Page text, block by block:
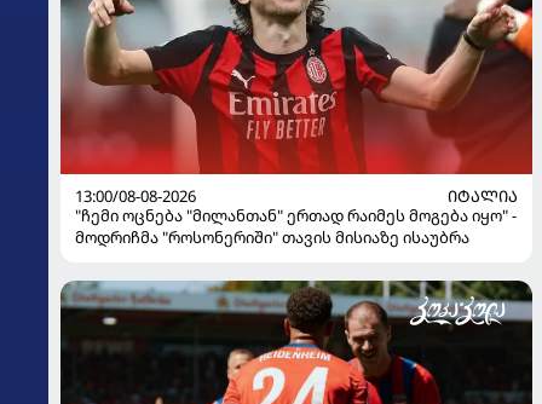
13:00/08-08-2026
ᲘᲢᲐᲚᲘᲐ
"ჩემი ოცნება "მილანთან" ერთად რაიმეს მოგება იყო" -
მოდრიჩმა "როსონერიში" თავის მისიაზე ისაუბრა